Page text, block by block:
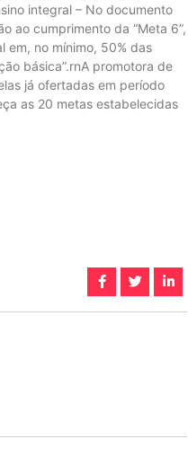
integral – No documento
ao cumprimento da “Meta 6”,
em, no mínimo, 50% das
básica”.rnA promotora de
já ofertadas em período
as 20 metas estabelecidas